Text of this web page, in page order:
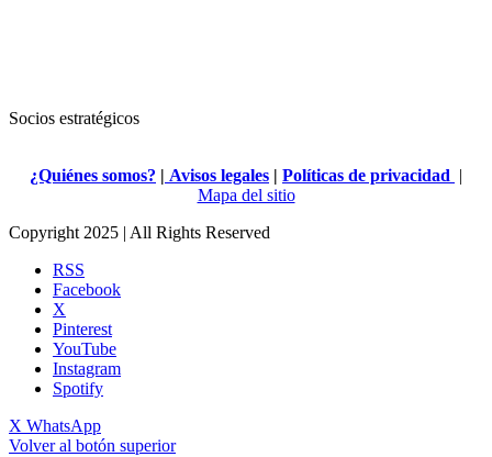
Socios estratégicos
¿Quiénes somos? | Avisos legales | Políticas de privacidad |
Mapa del sitio
Copyright 2025 | All Rights Reserved
RSS
Facebook
X
Pinterest
YouTube
Instagram
Spotify
X WhatsApp
Volver al botón superior